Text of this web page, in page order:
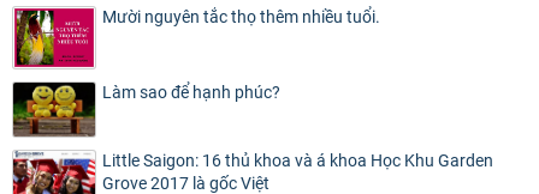
Mười nguyên tắc thọ thêm nhiều tuổi.
Làm sao để hạnh phúc?
Little Saigon: 16 thủ khoa và á khoa Học Khu Garden
Grove 2017 là gốc Việt